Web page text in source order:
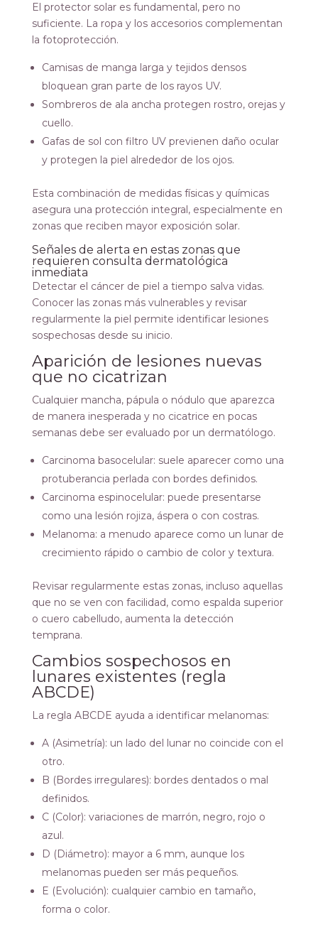
El protector solar es fundamental, pero no
suficiente. La ropa y los accesorios complementan
la fotoprotección.
Camisas de manga larga y tejidos densos
bloquean gran parte de los rayos UV.
Sombreros de ala ancha protegen rostro, orejas y
cuello.
Gafas de sol con filtro UV previenen daño ocular
y protegen la piel alrededor de los ojos.
Esta combinación de medidas físicas y químicas
asegura una protección integral, especialmente en
zonas que reciben mayor exposición solar.
Señales de alerta en estas zonas que
requieren consulta dermatológica
inmediata
Detectar el cáncer de piel a tiempo salva vidas.
Conocer las zonas más vulnerables y revisar
regularmente la piel permite identificar lesiones
sospechosas desde su inicio.
Aparición de lesiones nuevas
que no cicatrizan
Cualquier mancha, pápula o nódulo que aparezca
de manera inesperada y no cicatrice en pocas
semanas debe ser evaluado por un dermatólogo.
Carcinoma basocelular: suele aparecer como una
protuberancia perlada con bordes definidos.
Carcinoma espinocelular: puede presentarse
como una lesión rojiza, áspera o con costras.
Melanoma: a menudo aparece como un lunar de
crecimiento rápido o cambio de color y textura.
Revisar regularmente estas zonas, incluso aquellas
que no se ven con facilidad, como espalda superior
o cuero cabelludo, aumenta la detección
temprana.
Cambios sospechosos en
lunares existentes (regla
ABCDE)
La regla ABCDE ayuda a identificar melanomas:
A (Asimetría): un lado del lunar no coincide con el
otro.
B (Bordes irregulares): bordes dentados o mal
definidos.
C (Color): variaciones de marrón, negro, rojo o
azul.
D (Diámetro): mayor a 6 mm, aunque los
melanomas pueden ser más pequeños.
E (Evolución): cualquier cambio en tamaño,
forma o color.